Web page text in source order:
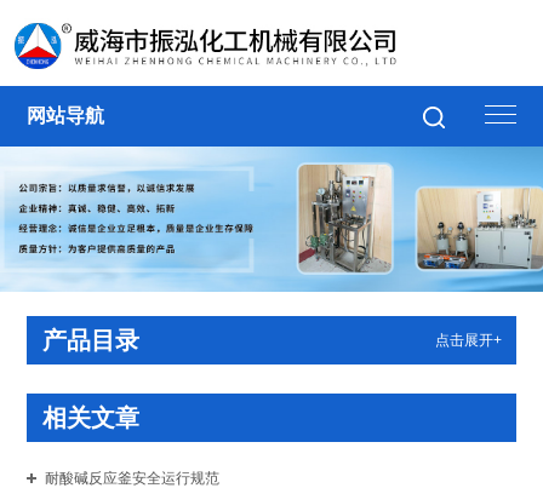
网站导航
产品目录 点击展开+
相关文章
耐酸碱反应釜安全运行规范